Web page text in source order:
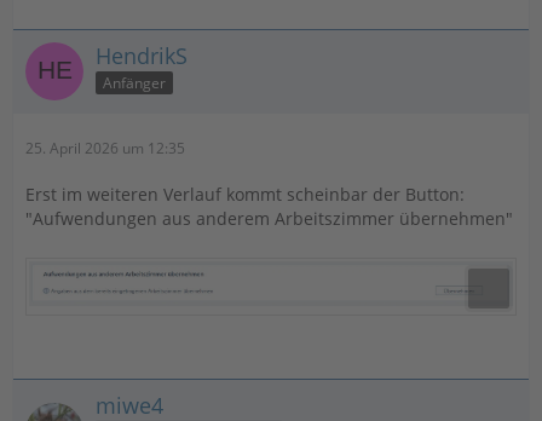
HendrikS
Anfänger
25. April 2026 um 12:35
Erst im weiteren Verlauf kommt scheinbar der Button:
"Aufwendungen aus anderem Arbeitszimmer übernehmen"
miwe4